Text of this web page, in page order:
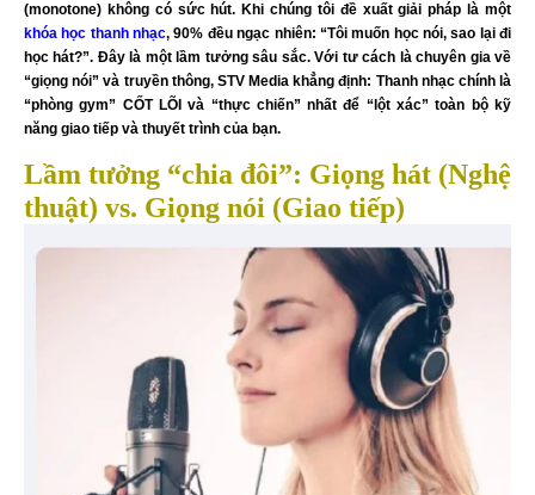
(monotone) không có sức hút. Khi chúng tôi đề xuất giải pháp là một
khóa học thanh nhạc, 90% đều ngạc nhiên: “Tôi muốn học nói, sao lại đi
học hát?”. Đây là một lầm tưởng sâu sắc. Với tư cách là chuyên gia về
“giọng nói” và truyền thông, STV Media khẳng định: Thanh nhạc chính là
“phòng gym” CỐT LÕI và “thực chiến” nhất để “lột xác” toàn bộ kỹ
năng giao tiếp và thuyết trình của bạn.
Lầm tưởng “chia đôi”: Giọng hát (Nghệ
thuật) vs. Giọng nói (Giao tiếp)